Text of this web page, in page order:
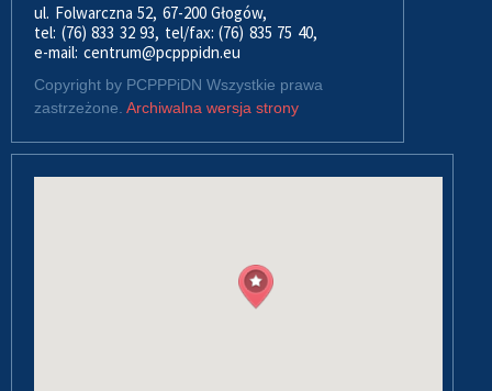
ul. Folwarczna 52, 67-200 Głogów,
tel: (76) 833 32 93, tel/fax: (76) 835 75 40,
e-mail: centrum@pcpppidn.eu
Copyright by PCPPPiDN Wszystkie prawa
zastrzeżone. Archiwalna wersja strony